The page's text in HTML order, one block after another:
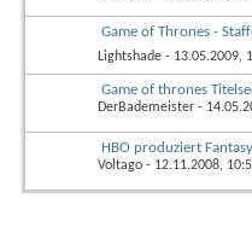
Game of Thrones -
Lightshade - 13.05.2009,
Game of thrones
DerBademeister -
HBO produziert
Voltago - 12.11.2008,